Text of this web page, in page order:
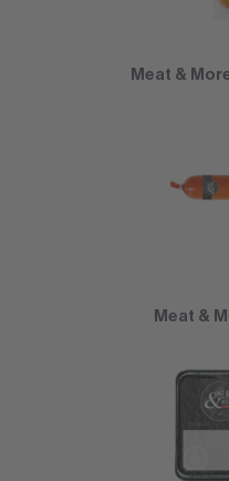
Meat &
Meat &